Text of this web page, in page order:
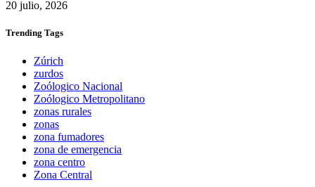
20 julio, 2026
Trending Tags
Zúrich
zurdos
Zoólogico Nacional
Zoólogico Metropolitano
zonas rurales
zonas
zona fumadores
zona de emergencia
zona centro
Zona Central